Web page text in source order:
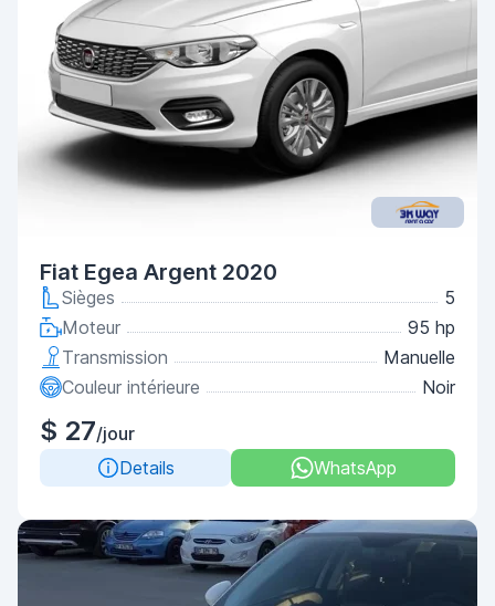
Fiat Egea Argent 2020
Sièges
5
Moteur
95 hp
Transmission
Manuelle
Couleur intérieure
Noir
$ 27/jour
Details
WhatsApp